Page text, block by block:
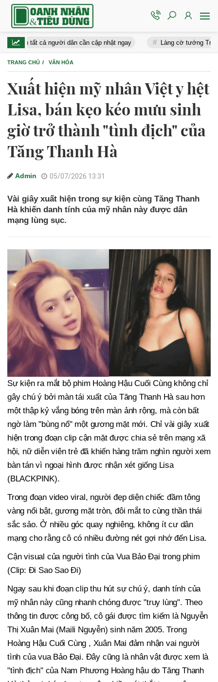
cả người dân cần cập nhật ngay Làng cờ tướng Trung Quốc đổi
TRANG CHỦ VĂN HÓA
Xuất hiện mỹ nhân Việt y hệt
Lisa, bán kẹo kéo mưu sinh
giờ trở thành "tình địch" của
Tăng Thanh Hà
Admin 05/07/2026 13:31
Vài giây xuất hiện trong sự kiện cùng Tăng Thanh
Hà khiến danh tính của mỹ nhân này được dân
mạng lùng sục.
Sự kiện ra mắt bộ phim Hoàng Hậu Cuối Cùng không chỉ
gây chú ý bởi màn tái xuất của Tăng Thanh Hà sau hơn
một thập kỷ vắng bóng trên màn ảnh rộng, mà còn bất
ngờ làm "bùng nổ" một gương mặt mới. Chỉ vài giây xuất
hiện trong đoạn clip cận mặt được chia sẻ trên mạng xã
hội, nữ diễn viên trẻ đã khiến hàng trăm nghìn người xem
bàn tán vì ngoại hình được nhận xét giống Lisa
(BLACKPINK).
Trong đoạn video viral, người đẹp diện chiếc đầm tông
vàng nổi bật, gương mặt tròn, đôi mắt to cùng thần thái
sắc sảo. Ở nhiều góc quay nghiêng, không ít cư dân
mạng cho rằng cô có nhiều đường nét gợi nhớ đến Lisa.
Cận visual của người tình của Vua Bảo Đại trong phim
(Clip: Đi Sao Sao Đi)
Ngay sau khi đoạn clip thu hút sự chú ý, danh tính của
mỹ nhân này cũng nhanh chóng được "truy lùng". Theo
thông tin được công bố, cô gái được tìm kiếm là Nguyễn
Thị Xuân Mai (Maili Nguyễn) sinh năm 2005. Trong
Hoàng Hậu Cuối Cùng , Xuân Mai đảm nhận vai người
tình của vua Bảo Đại. Đây cũng là nhân vật được xem là
"tình địch" của Nam Phương Hoàng hậu do Tăng Thanh